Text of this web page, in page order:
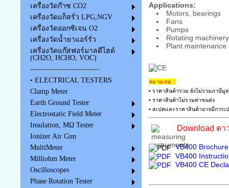
เครื่องวัดก๊าซ CO2
เครื่องวัดแก็สรั่ว LPG,NGV
เครื่องวัดออกซิเจน O2
เครื่องวัดน้ำยาแอร์รั่ว
เครื่องวัดแก๊สฟอร์มาลดีไฮด์
(CH2O, HCHO, VOC)
---------------------------
• ELECTRICAL TESTERS
Clamp Meter
Earth Ground Tester
Electrostatic Field Meter
Insulation, MΩ Tester
Ionizer Air Gun
MultiMeter
Milliohm Meter
Oscilloscopes
Phase Rotation Tester
Applications:
Motors, bearings
Fans
Pumps
Rotating machinery
Plant maintenance
หมายเหตุ ::
• ราคาสินค้ารวม ยังไม่รวมภาษีมู
• ราคาสินค้าไม่รวมค่าขนส่ง
• สเปคและราคาสินค้าอาจมีการ
Download ด
VB400
VB400
VB400 CE